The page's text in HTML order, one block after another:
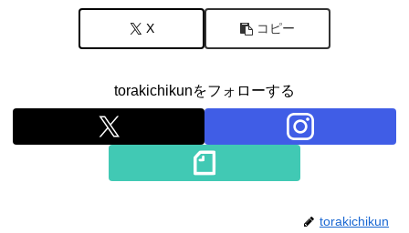
X コピー
torakichikunをフォローする
torakichikun